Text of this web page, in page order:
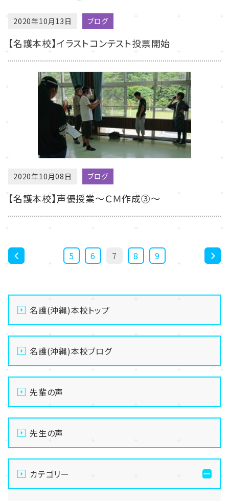
2020年10月13日 ブログ
【名護本校】イラストコンテスト投票開始
2020年10月08日 ブログ
【名護本校】声優授業～ＣＭ作成③～
5 6 7 8
9
名護(沖縄)本校トップ
名護(沖縄)本校ブログ
先輩の声
先生の声
カテゴリー